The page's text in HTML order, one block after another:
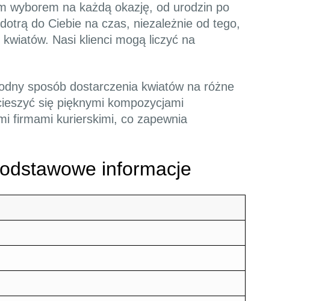
wyborem na każdą okazję, od urodzin po
do Ciebie na czas, niezależnie od tego,
Nasi klienci mogą liczyć na
sposób dostarczenia kwiatów na różne
się pięknymi kompozycjami
firmami kurierskimi, co zapewnia
informacje